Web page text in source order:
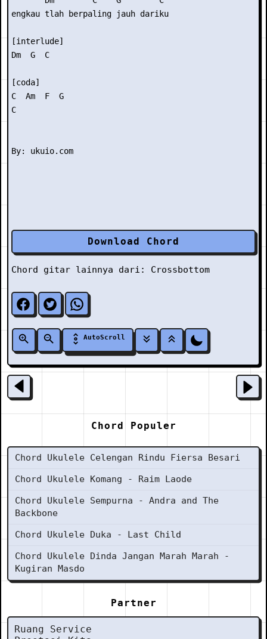
engkau tlah berpaling jauh dariku
[interlude]
Dm  G  C
[coda]
C  Am  F  G
C
Download Chord
Chord gitar lainnya dari: Crossbottom
AutoScroll
Chord Populer
Chord Ukulele Celengan Rindu Fiersa Besari
Chord Ukulele Komang - Raim Laode
Chord Ukulele Sempurna - Andra and The
Backbone
Chord Ukulele Duka - Last Child
Chord Ukulele Dinda Jangan Marah Marah -
Kugiran Masdo
Partner
Ruang Service